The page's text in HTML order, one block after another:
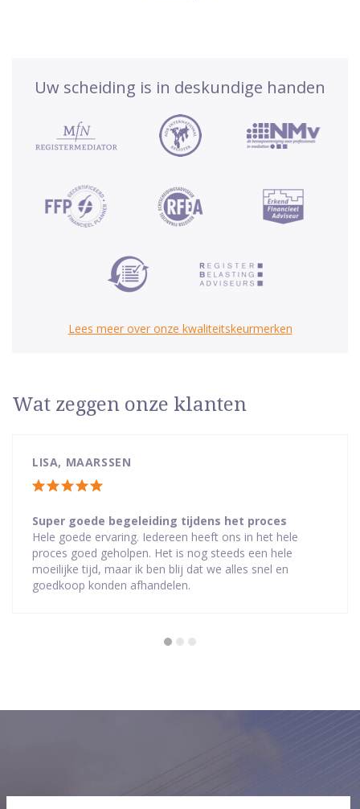
Uw scheiding is in deskundige handen
Lees meer over onze kwaliteitskeurmerken
Wat zeggen onze klanten
LISA, MAARSSEN
Totale
waardering:
5
van
5
Super goede begeleiding tijdens het proces
Hele goede ervaring. Iedereen heeft ons in het hele
proces goed geholpen. Het is nog steeds een hele
moeilijke tijd, maar ik ben blij dat we alles snel en
goedkoop konden afhandelen.